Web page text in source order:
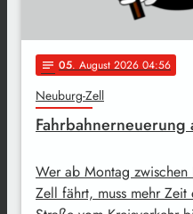
notes 05. August 2026 04:56
Neuburg-Zell
Fahrbahnerneuerung
Wer ab Montag
Zell fährt, muss mehr